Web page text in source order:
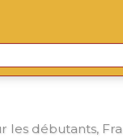
les débutants,